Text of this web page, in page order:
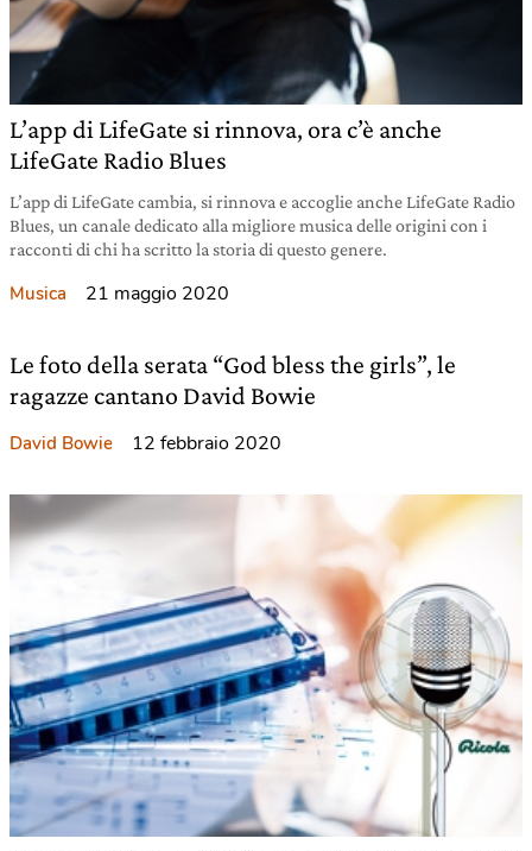
L’app di LifeGate si rinnova, ora c’è anche
LifeGate Radio Blues
L’app di LifeGate cambia, si rinnova e accoglie anche LifeGate Radio
Blues, un canale dedicato alla migliore musica delle origini con i
racconti di chi ha scritto la storia di questo genere.
Musica 21 maggio 2020
Le foto della serata “God bless the girls”, le
ragazze cantano David Bowie
David Bowie 12 febbraio 2020